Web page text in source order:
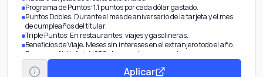
Programa de Puntos: 1.1 puntos por cada dólar gastado.
Puntos Dobles: Durante el mes de aniversario de la tarjeta y el mes
de cumpleaños del titular.
Triple Puntos: En restaurantes, viajes y gasolineras.
Beneficios de Viaje: Meses sin intereses en el extranjero todo el año.
Programa "Más" de HSBC: Acceso al programa de recompensas
para canje de puntos.
Transeferencia de la deuda de tus otras tarjetas bancarias o
Aplicar